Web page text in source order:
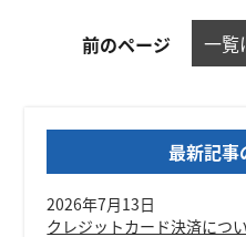
前のページ 一覧
最新記事
クレジットカード決済につ
2026年7月13日